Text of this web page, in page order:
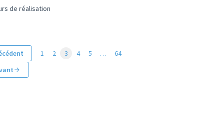
de réalisation
1 2 3 4 5 …
64